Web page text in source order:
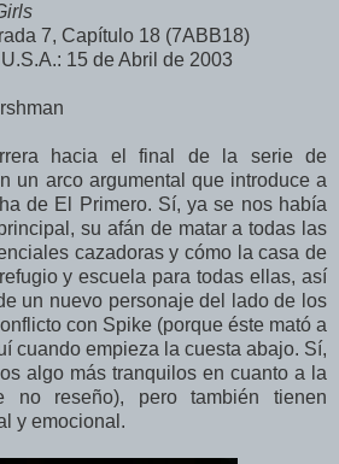
7, Capítulo 18 (7ABB18)
15 de Abril de 2003
hacia el final de la serie de
un arco argumental que introduce a
de El Primero. Sí, ya se nos había
su afán de matar a todas las
cazadoras y cómo la casa de
y escuela para todas ellas, así
un nuevo personaje del lado de los
con Spike (porque éste mató a
cuando empieza la cuesta abajo. Sí,
algo más tranquilos en cuanto a la
no reseño), pero también tienen
y emocional.